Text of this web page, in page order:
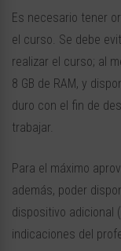
Es necesario tener
el curso. Se debe
realizar el curso; al
8 GB de RAM, y
duro con el fin de
trabajar.
Para el máximo
además, poder
dispositivo adicional
indicaciones del